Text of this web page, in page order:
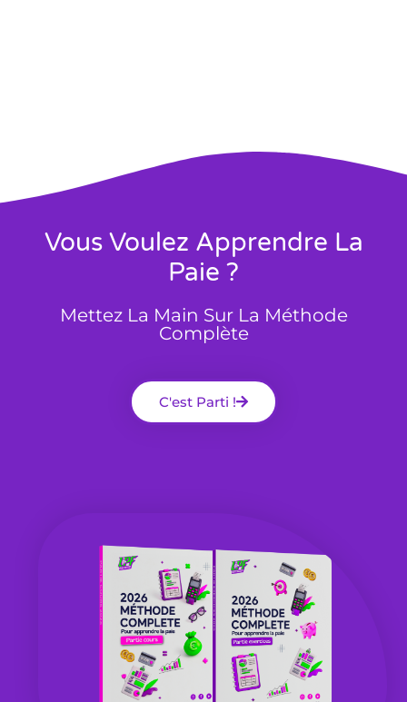
Vous Voulez Apprendre La
Paie ?
Mettez La Main Sur La Méthode
Complète
C'est Parti !